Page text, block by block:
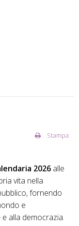
Stampa
2026 alle
vita nella
fornendo
e
alla democrazia.